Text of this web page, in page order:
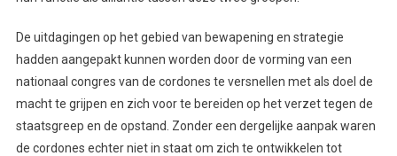
De uitdagingen op het gebied van bewapening en strategie
hadden aangepakt kunnen worden door de vorming van een
nationaal congres van de cordones te versnellen met als doel de
macht te grijpen en zich voor te bereiden op het verzet tegen de
staatsgreep en de opstand. Zonder een dergelijke aanpak waren
de cordones echter niet in staat om zich te ontwikkelen tot